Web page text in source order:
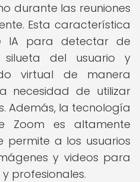
durante las reuniones
Esta característica
IA para detectar de
del usuario y
virtual de manera
necesidad de utilizar
Además, la tecnología
Zoom es altamente
permite a los usuarios
y videos para
profesionales.